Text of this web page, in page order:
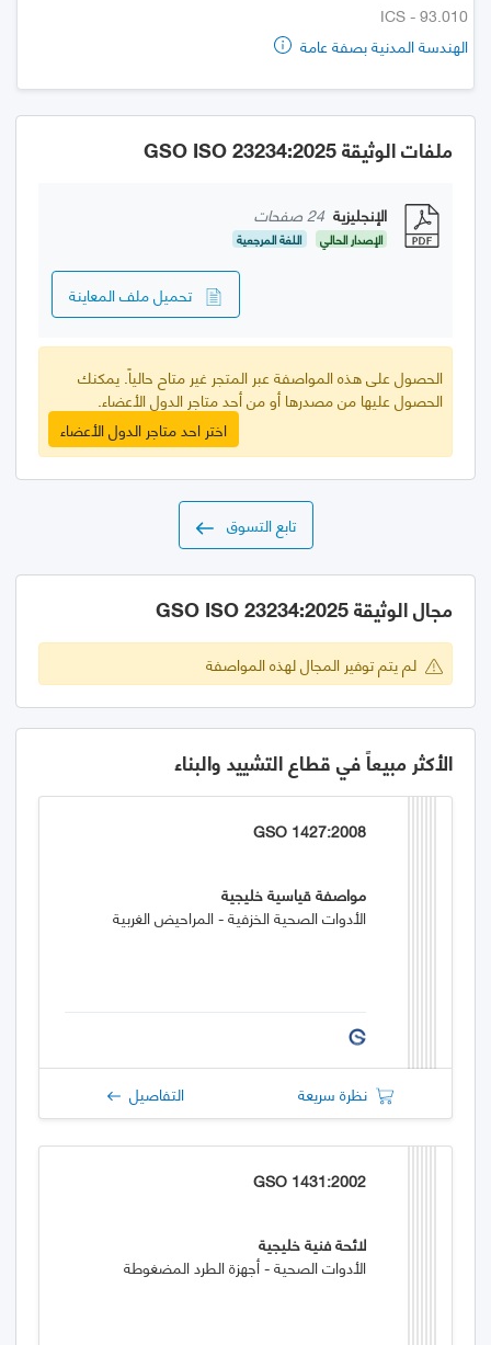
ICS - 93.010
الهندسة المدنية بصفة عامة
ملفات الوثيقة GSO ISO 23234:2025
الإنجليزية 24 صفحات
الإصدار الحالي اللغة المرجعية
تحميل ملف المعاينة
الحصول على هذه المواصفة عبر المتجر غير متاح حالياً. يمكنك
الحصول عليها من مصدرها أو من أحد متاجر الدول الأعضاء.
اختر احد متاجر الدول الأعضاء
تابع التسوق
مجال الوثيقة GSO ISO 23234:2025
لم يتم توفير المجال لهذه المواصفة
الأكثر مبيعاً في قطاع التشييد والبناء
GSO 1427:2008
مواصفة قياسية خليجية
الأدوات الصحية الخزفية - المراحيض الغربية
نظرة سريعة التفاصيل
GSO 1431:2002
لائحة فنية خليجية
الأدوات الصحية - أجهزة الطرد المضغوطة